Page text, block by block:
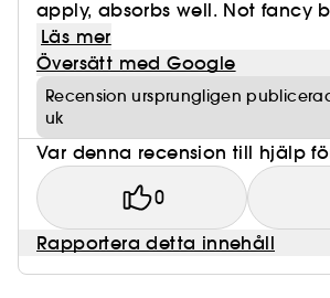
apply, absorbs well. Not fancy
Läs mer
Översätt med Google
Recension ursprungligen
uk
Var denna recension till hjälp
0
Rapportera detta innehåll